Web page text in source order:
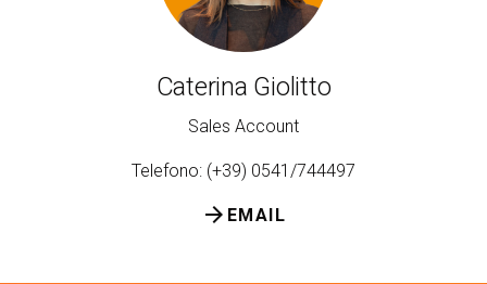
Caterina Giolitto
Sales Account
Telefono: (+39) 0541/744497
EMAIL
arrow_forward